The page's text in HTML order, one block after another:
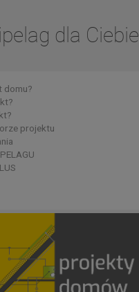
dla Ciebie
domu?
projektu